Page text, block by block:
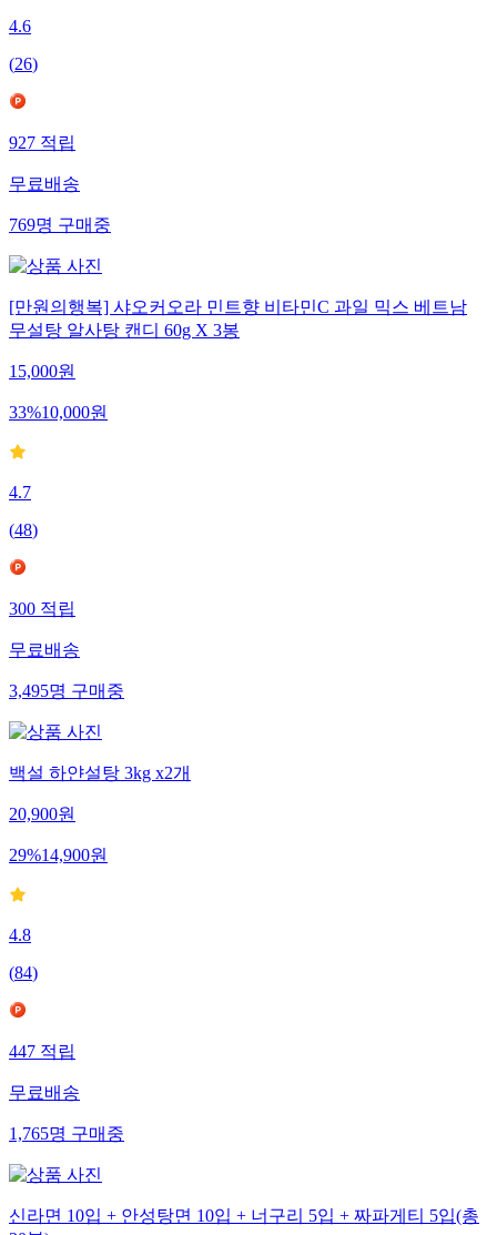
4.6
(26)
927적립
무료배송
769명구매중
[만원의행복] 샤오커오라 민트향 비타민C 과일 믹스 베트남
무설탕 알사탕 캔디 60g X 3봉
15,000원
33%10,000원
4.7
(48)
300적립
무료배송
3,495명구매중
백설 하얀설탕 3kg x2개
20,900원
29%14,900원
4.8
(84)
447적립
무료배송
1,765명구매중
신라면 10입 + 안성탕면 10입 + 너구리 5입 + 짜파게티 5입(총